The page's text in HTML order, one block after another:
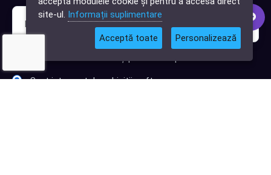
Sunt interesat de achiziții software
site-ul. Informații suplimentare
Acceptă toate Personalizează